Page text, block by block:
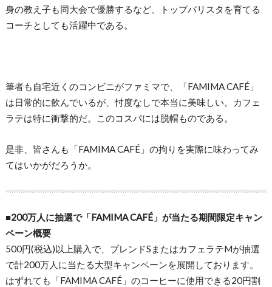
身の教え子も同大会で優勝するなど、トップバリスタを育てる
コーチとしても活躍中である。
筆者も自宅近くのコンビニがファミマで、「FAMIMA CAFÉ」
は日常的に飲んでいるが、忖度なしで本当に美味しい。カフェ
ラテは特に衝撃的だ。このコスパには脱帽ものである。
是非、皆さんも「FAMIMA CAFÉ」の拘りを実際に味わってみ
てはいかがだろうか。
■200万人に抽選で「FAMIMA CAFÉ」が当たる期間限定キャン
ペーン概要
500円(税込)以上購入で、ブレンドSまたはカフェラテMが抽選
で計200万人に当たる大型キャンペーンを展開しております。
はずれても「FAMIMA CAFÉ」のコーヒーに使用できる20円割